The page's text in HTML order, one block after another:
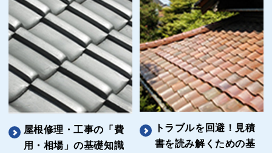
屋根修理・工事の「費
用・相場」の基礎知識
トラブルを回避！見積
書を読み解くための基